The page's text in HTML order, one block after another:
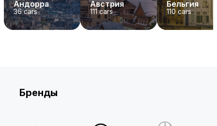
Андорра
36cars
Австрия
111cars
Бельгия
110 cars
Бренды